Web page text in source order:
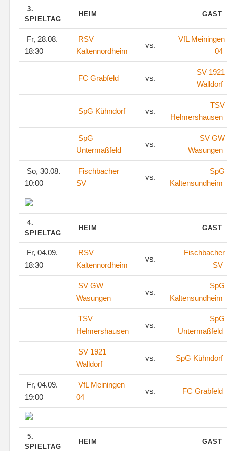
3.
SPIELTAG
HEIM GAST
Fr, 28.08.
18:30
RSV
Kaltennordheim
vs.
VfL Meiningen
04
FC Grabfeld vs.
SV 1921
Walldorf
SpG Kühndorf vs.
TSV
Helmershausen
SpG
Untermaßfeld
vs.
SV GW
Wasungen
So, 30.08.
10:00
Fischbacher
SV
vs.
SpG
Kaltensundheim
4.
SPIELTAG
HEIM GAST
Fr, 04.09.
18:30
RSV
Kaltennordheim
vs.
Fischbacher
SV
SV GW
Wasungen
vs.
SpG
Kaltensundheim
TSV
Helmershausen
vs.
SpG
Untermaßfeld
SV 1921
Walldorf
vs. SpG Kühndorf
Fr, 04.09.
19:00
VfL Meiningen
04
vs. FC Grabfeld
5.
SPIELTAG
HEIM GAST